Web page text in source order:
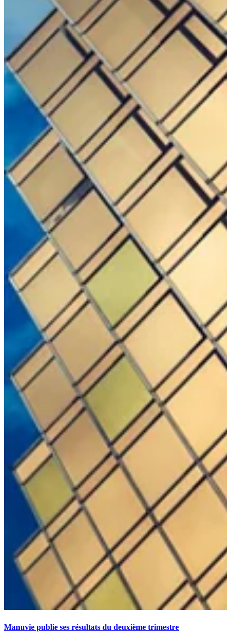
Manuvie publie ses résultats du deuxième trimestre